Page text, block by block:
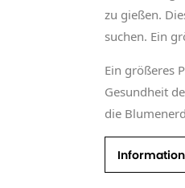
zu gießen.
suchen. Ein
Ein größeres
Gesundheit
die